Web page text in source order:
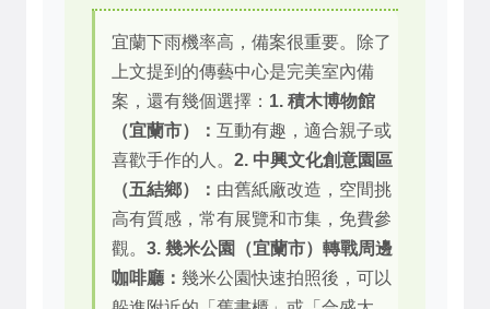
宜蘭下雨機率高，備案很重要。除了
上文提到的傳藝中心是完美室內備
案，還有幾個選擇： 1. 積木博物館
（宜蘭市）： 互動有趣，適合親子或
喜歡手作的人。 2. 中興文化創意園區
（五結鄉）： 由舊紙廠改造，空間挑
高有質感，常有展覽和市集，免費參
觀。 3. 幾米公園（宜蘭市）轉戰周邊
咖啡廳： 幾米公園快速拍照後，可以